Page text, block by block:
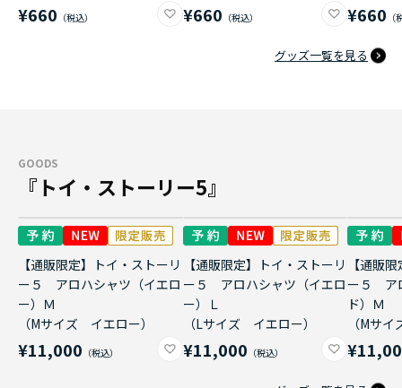
¥660 ¥660 ¥660
グッズ一覧を見る
GOODS
『トイ・ストーリー5』
【通販限定】トイ・ストーリ
ー５ アロハシャツ（イエロ
ー）Ｍ
（Mサイズ イエロー）
¥11,000
【通販限定】トイ・ストーリ
ー５ アロハシャツ（イエロ
ー）Ｌ
（Lサイズ イエロー）
¥11,000
【通販
ー５ ア
ド）Ｍ
（Mサ